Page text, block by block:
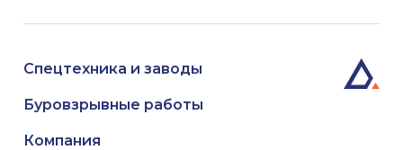
Спецтехника и заводы
Буровзрывные работы
Компания